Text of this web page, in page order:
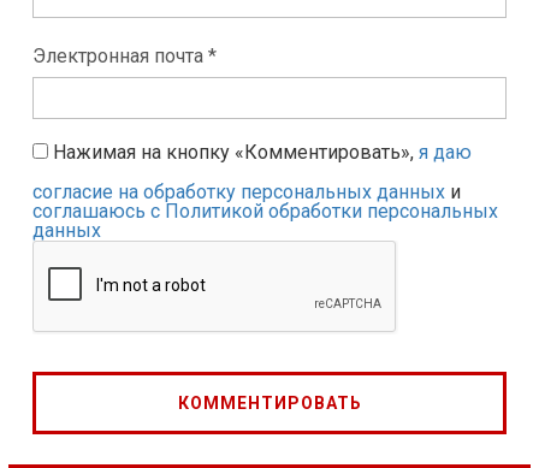
Электронная почта *
Нажимая на кнопку «Комментировать», я даю
согласие на обработку персональных данных и
соглашаюсь с Политикой обработки персональных
данных